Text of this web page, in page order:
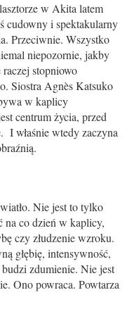
w Akita latem
cudowny i spektakularny
Przeciwnie. Wszystko
niepozornie, jakby
stopniowo
Siostra Agnès Katsuko
w kaplicy
centrum życia, przed
I właśnie wtedy zaczyna
Nie jest to tylko
na co dzień w kaplicy,
czy złudzenie wzroku.
głębię, intensywność,
zdumienie. Nie jest
Ono powraca. Powtarza